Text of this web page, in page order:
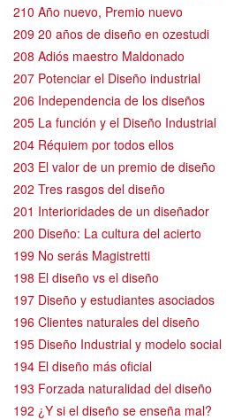
210 Año nuevo, Premio nuevo
209 20 años de diseño en ozestudi
208 Adiós maestro Maldonado
207 Potenciar el Diseño industrial
206 Independencia de los diseños
205 La función y el Diseño Industrial
204 Réquiem por todos ellos
203 El valor de un premio de diseño
202 Tres rasgos del diseño
201 Interioridades de un diseñador
200 Diseño: La cultura del acierto
199 No serás Magistretti
198 El diseño vs el diseño
197 Diseño y estudiantes asociados
196 Clientes naturales del diseño
195 Diseño Industrial y modelo social
194 El diseño más oficial
193 Forzada naturalidad del diseño
192 ¿Y si el diseño se enseña mal?